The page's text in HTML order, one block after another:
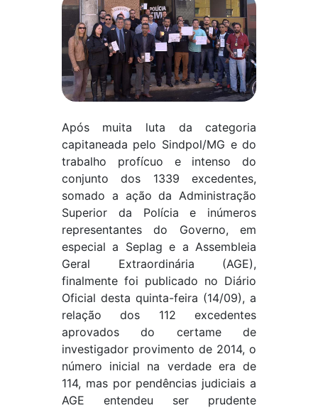
Após muita luta da categoria
capitaneada pelo Sindpol/MG e do
trabalho profícuo e intenso do
conjunto dos 1339 excedentes,
somado a ação da Administração
Superior da Polícia e inúmeros
representantes do Governo, em
especial a Seplag e a Assembleia
Geral Extraordinária (AGE),
finalmente foi publicado no Diário
Oficial desta quinta-feira (14/09), a
relação dos 112 excedentes
aprovados do certame de
investigador provimento de 2014, o
número inicial na verdade era de
114, mas por pendências judiciais a
AGE entendeu ser prudente